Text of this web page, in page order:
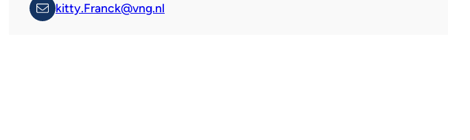
kitty.Franck@vng.nl